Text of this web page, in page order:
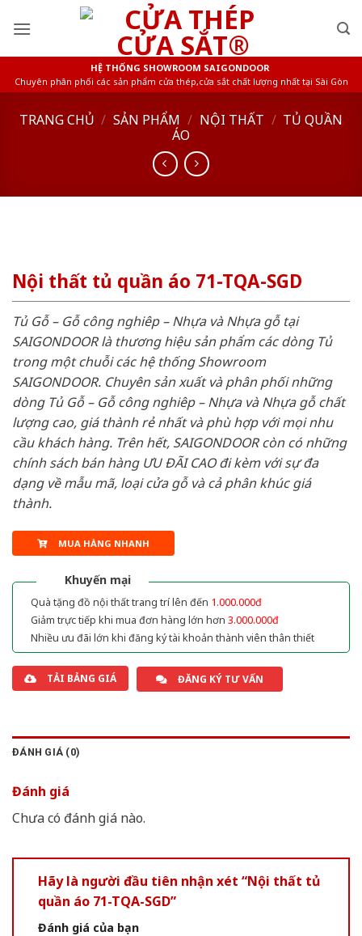
HỆ THỐNG SHOWROOM SAIGONDOOR
Chuyên phân phối các sản phẩm cửa thép,cửa sắt chất lượng nhất tại Sài Gòn
TRANG CHỦ / SẢN PHẨM / NỘI THẤT / TỦ QUẦN
ÁO
Nội thất tủ quần áo 71-TQA-SGD
Tủ Gỗ – Gỗ công nghiêp – Nhựa và Nhựa gỗ tại
SAIGONDOOR là thương hiệu sản phẩm các dòng Tủ
trong một chuỗi các hệ thống Showroom
SAIGONDOOR. Chuyên sản xuất và phân phối những
dòng Tủ Gỗ – Gỗ công nghiêp – Nhựa và Nhựa gỗ chất
lượng cao, giá thành rẻ nhất và phù hợp với mọi nhu
cầu khách hàng. Trên hết, SAIGONDOOR còn có những
chính sách bán hàng ƯU ĐÃI CAO đi kèm với sự đa
dạng về mẫu mã, loại cửa gỗ và cả phân khúc giá
thành.
MUA HÀNG NHANH
Khuyến mại
Quà tặng đồ nội thất trang trí lên đến 1.000.000đ
Giảm trực tiếp khi mua đơn hàng lớn hơn 3.000.000đ
Nhiều ưu đãi lớn khi đăng ký tài khoản thành viên thân thiết
TẢI BẢNG GIÁ ĐĂNG KÝ TƯ VẤN
ĐÁNH GIÁ (0)
Đánh giá
Chưa có đánh giá nào.
Hãy là người đầu tiên nhận xét “Nội thất tủ
quần áo 71-TQA-SGD”
Đánh giá của bạn